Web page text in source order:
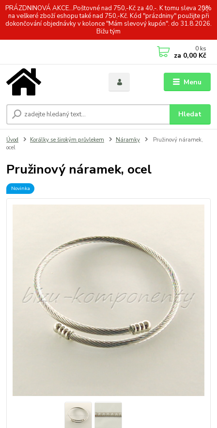
PRÁZDNINOVÁ AKCE...Poštovné nad 750,-Kč za 40,-. K tomu sleva 20%
na veškeré zboží eshopu také nad 750,-Kč. Kód "prázdniny" použijte při
dokončování objednávky v kolonce "Mám slevový kupón". do 31.8.2026.
Bižu tým
Menu
Hledat
0 ks
za 0,00 Kč
Úvod Korálky se širokým průvlekem Náramky
Pružinový náramek,
ocel
Pružinový náramek, ocel
Novinka